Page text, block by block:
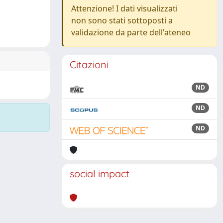
Attenzione! I dati visualizzati
non sono stati sottoposti a
validazione da parte dell'ateneo
Citazioni
ND
ND
ND
social impact